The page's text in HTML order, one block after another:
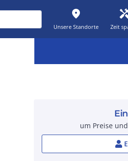
place
Unsere Standorte Zeit
um Preise